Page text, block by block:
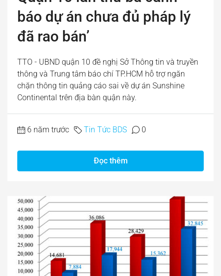
báo dự án chưa đủ pháp lý
đã rao bán’
TTO - UBND quận 10 đề nghị Sở Thông tin và truyền
thông và Trung tâm báo chí TP.HCM hỗ trợ ngăn
chặn thông tin quảng cáo sai về dự án Sunshine
Continental trên địa bàn quận này.
6 năm trước Tin Tức BDS 0
Đọc thêm